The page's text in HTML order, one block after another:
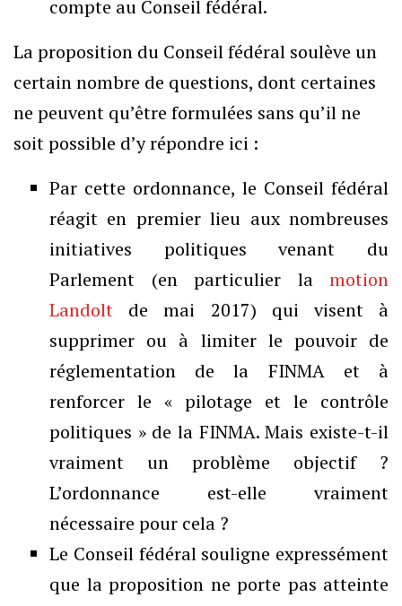
compte au Conseil fédéral.
La proposition du Conseil fédéral soulève un
certain nombre de questions, dont certaines
ne peuvent qu’être formulées sans qu’il ne
soit possible d’y répondre ici :
Par cette ordonnance, le Conseil fédéral
réagit en premier lieu aux nombreuses
initiatives politiques venant du
Parlement (en particulier la motion
Landolt de mai 2017) qui visent à
supprimer ou à limiter le pouvoir de
réglementation de la FINMA et à
renforcer le « pilotage et le contrôle
politiques » de la FINMA. Mais existe-t-il
vraiment un problème objectif ?
L’ordonnance est-elle vraiment
nécessaire pour cela ?
Le Conseil fédéral souligne expressément
que la proposition ne porte pas atteinte